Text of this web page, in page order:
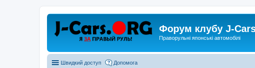
Форум клубу J-
Праворульні японські автомобілі
Швидкий доступ Допомога